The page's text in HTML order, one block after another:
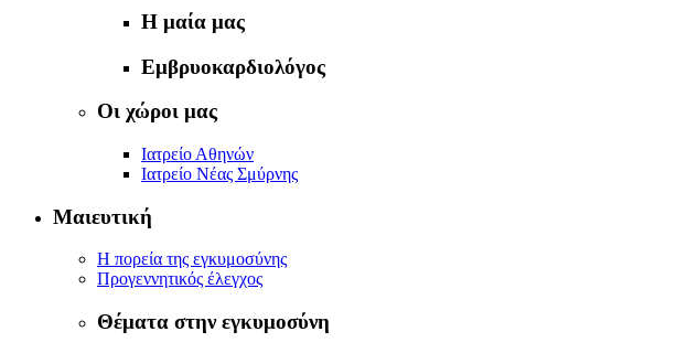
Η μαία μας
Εμβρυοκαρδιολόγος
Οι χώροι μας
Ιατρείο Αθηνών
Ιατρείο Νέας Σμύρνης
Μαιευτική
Η πορεία της εγκυμοσύνης
Προγεννητικός έλεγχος
Θέματα στην εγκυμοσύνη